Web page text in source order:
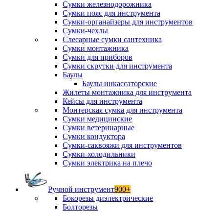
Сумки железнодорожника
Сумки пояс для инструмента
Сумки-органайзеры для инструментов
Сумки-чехлы
Слесарные сумки сантехника
Сумки монтажника
Сумки для приборов
Сумки скрутки для инструмента
Баулы
Баулы инкассаторские
Жилеты монтажника для инструмента
Кейсы для инструмента
Монтерская сумка для инструмента
Сумки медицинские
Сумки ветеринарные
Сумки кондуктора
Сумки-саквояжи для инструментов
Сумки-холодильники
Сумки электрика на плечо
Ручной инструмент900+
Бокорезы диэлектрические
Болторезы